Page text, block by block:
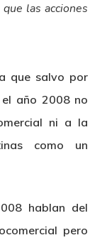
las acciones
que salvo por
año 2008 no
ni a la
como un
hablan del
pero